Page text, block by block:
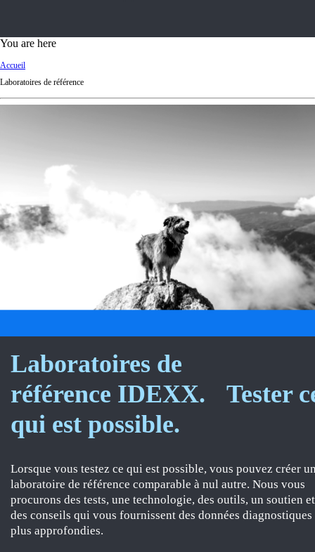
d
m
You are here
Accueil
Laboratoires de référence
Laboratoires de
référence IDEXX. Tester
qui est possible.
Lorsque vous testez ce qui est possible, vous pouvez créer
laboratoire de référence comparable à nul autre. Nous vous
procurons des tests, une technologie, des outils, un soutien et
des conseils qui vous fournissent des données diagnostiques
plus approfondies.